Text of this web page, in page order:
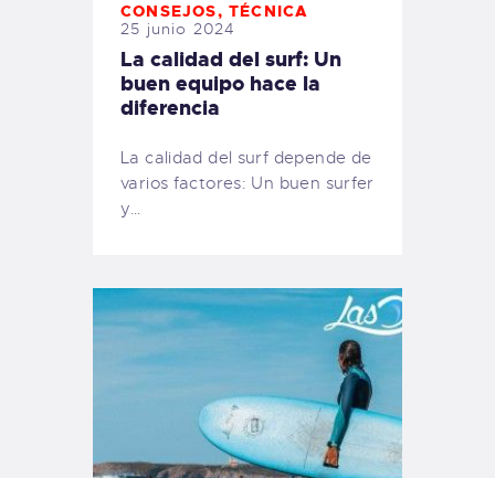
CONSEJOS,TÉCNICA
25 junio 2024
La calidad del surf: Un
buen equipo hace la
diferencia
La calidad del surf depende de
varios factores: Un buen surfer
y…